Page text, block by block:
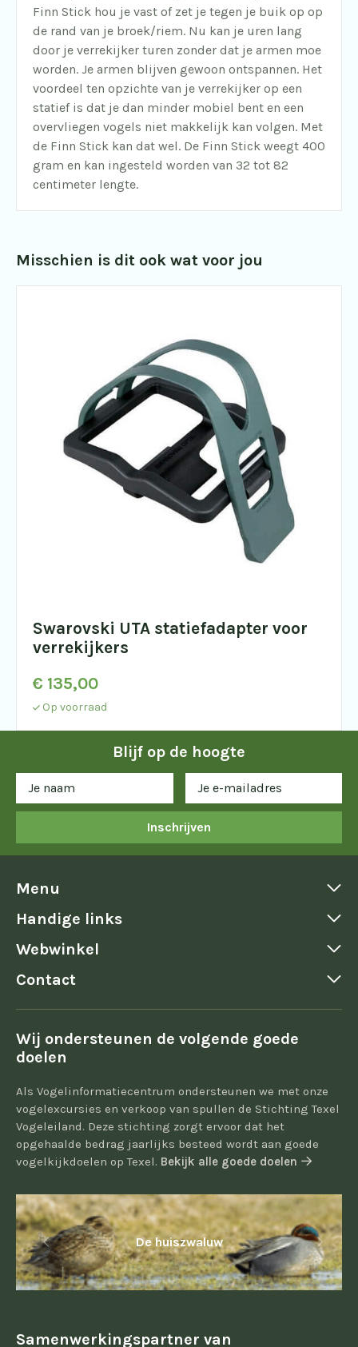
Finn Stick hou je vast of zet je tegen je buik op op
de rand van je broek/riem. Nu kan je uren lang
door je verrekijker turen zonder dat je armen moe
worden. Je armen blijven gewoon ontspannen. Het
voordeel ten opzichte van je verrekijker op een
statief is dat je dan minder mobiel bent en een
overvliegen vogels niet makkelijk kan volgen. Met
de Finn Stick kan dat wel. De Finn Stick weegt 400
gram en kan ingesteld worden van 32 tot 82
centimeter lengte.
Misschien is dit ook wat voor jou
Swarovski UTA statiefadapter voor
verrekijkers
€ 135,00
Op voorraad
Blijf op de hoogte
Inschrijven
Menu
Handige links
Webwinkel
Contact
Wij ondersteunen de volgende goede
doelen
Als Vogelinformatiecentrum ondersteunen we met onze
vogelexcursies en verkoop van spullen de Stichting Texel
Vogeleiland. Deze stichting zorgt ervoor dat het
opgehaalde bedrag jaarlijks besteed wordt aan goede
vogelkijkdoelen op Texel. Bekijk alle goede doelen
De huiszwaluw
Samenwerkingspartner van